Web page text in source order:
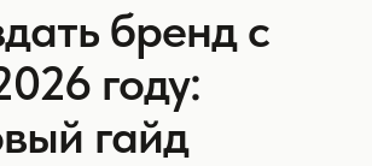
бренд с
году:
гайд